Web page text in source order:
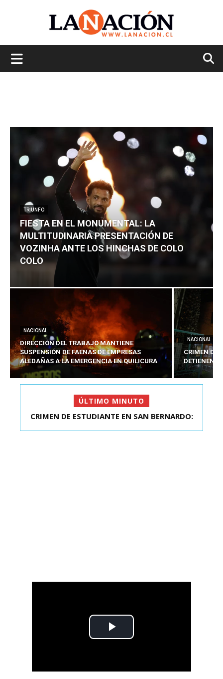
TRIUNFO
FIESTA EN EL MONUMENTAL: LA
MULTITUDINARIA PRESENTACIÓN DE
VOZINHA ANTE LOS HINCHAS DE COLO
COLO
NACIONAL
DIRECCIÓN DEL TRABAJO MANTIENE
SUSPENSIÓN DE FAENAS DE EMPRESAS
ALEDAÑAS A LA EMERGENCIA EN QUILICURA
NACIONAL
CRIMEN DE
DETIENEN
ÚLTIMO MINUTO
FIESTA EN EL MONUMENTAL: LA